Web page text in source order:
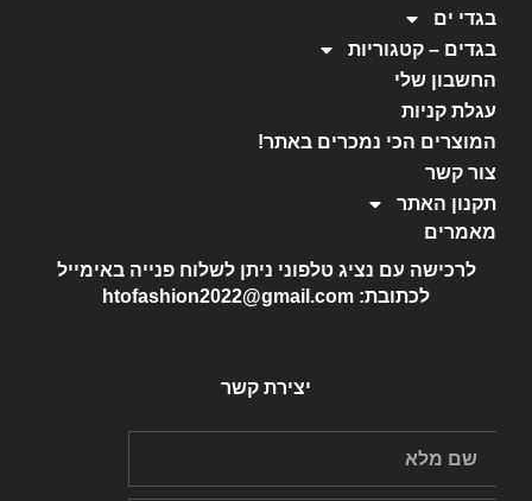
בגדי ים
בגדים – קטגוריות
החשבון שלי
עגלת קניות
המוצרים הכי נמכרים באתר!
צור קשר
תקנון האתר
מאמרים
לרכישה עם נציג טלפוני ניתן לשלוח פנייה באימייל
לכתובת: htofashion2022@gmail.com
יצירת קשר